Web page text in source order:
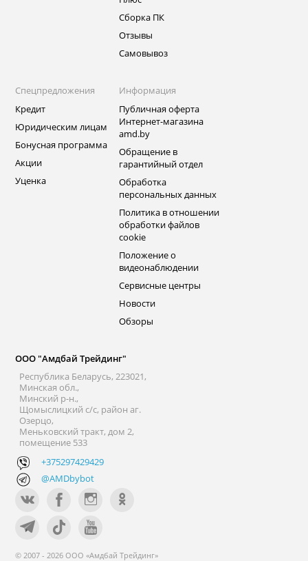
Сборка ПК
Отзывы
Самовывоз
Спецпредложения
Кредит
Юридическим лицам
Бонусная программа
Акции
Уценка
Информация
Публичная оферта
Интернет-магазина
amd.by
Обращение в
гарантийный отдел
Обработка
персональных данных
Политика в отношении
обработки файлов
cookie
Положение о
видеонаблюдении
Сервисные центры
Новости
Обзоры
ООО "Амдбай Трейдинг"
Республика Беларусь, 223021,
Минская обл.,
Минский р-н.,
Щомыслицкий с/с, район аг.
Озерцо,
Меньковский тракт, дом 2,
помещение 533
+375297429429
@AMDbybot
© 2007 - 2026 ООО «Амдбай Трейдинг»